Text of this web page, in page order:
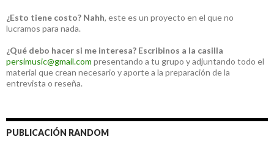
¿Esto tiene costo? Nahh, este es un proyecto en el que no
lucramos para nada.
¿Qué debo hacer si me interesa? Escribinos a la casilla
persimusic@gmail.com presentando a tu grupo y adjuntando todo el
material que crean necesario y aporte a la preparación de la
entrevista o reseña.
PUBLICACIÓN RANDOM